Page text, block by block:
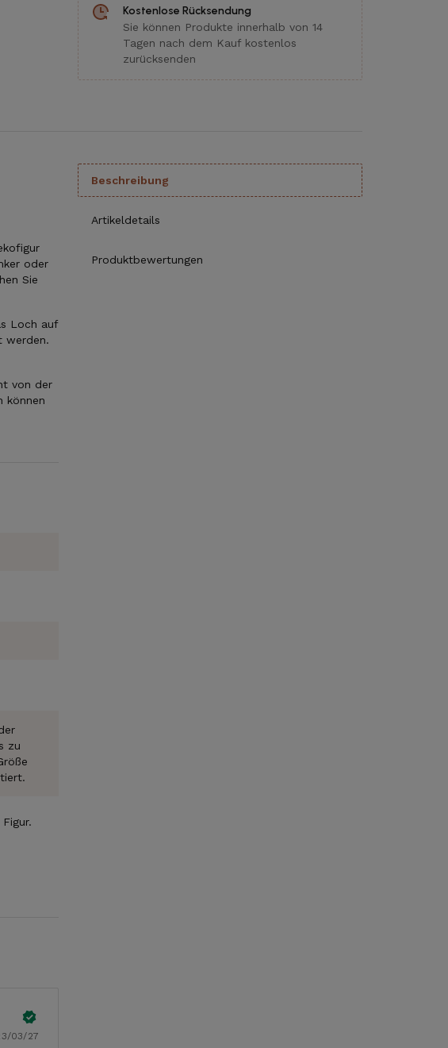
Kostenlose Rücksendung
Sie können Produkte innerhalb von 14
Tagen nach dem Kauf kostenlos
zurücksenden
oder
Sie
Loch auf
werden.
von der
können
zu
03/27
Beschreibung
Artikeldetails
Produktbewertungen